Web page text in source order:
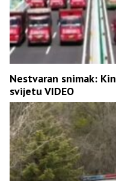
Nestvaran snimak:
svijetu VIDEO